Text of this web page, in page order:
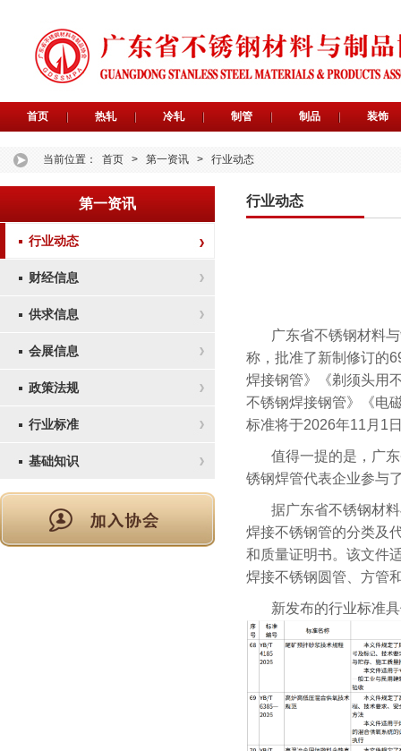
首页 热轧 冷轧 制管 制品 装饰
当前位置： 首页 > 第一资讯 > 行业动态
第一资讯
行业动态
财经信息
供求信息
会展信息
政策法规
行业标准
基础知识
行业动态
广东省不锈钢材料
称，批准了新制修订的
焊接钢管》《剃须头用
不锈钢焊接钢管》《电
标准将于2026年11月1
值得一提的是，广
锈钢焊管代表企业参与
据广东省不锈钢材
焊接不锈钢管的分类及
和质量证明书。该文件
焊接不锈钢圆管、方管
新发布的行业标准